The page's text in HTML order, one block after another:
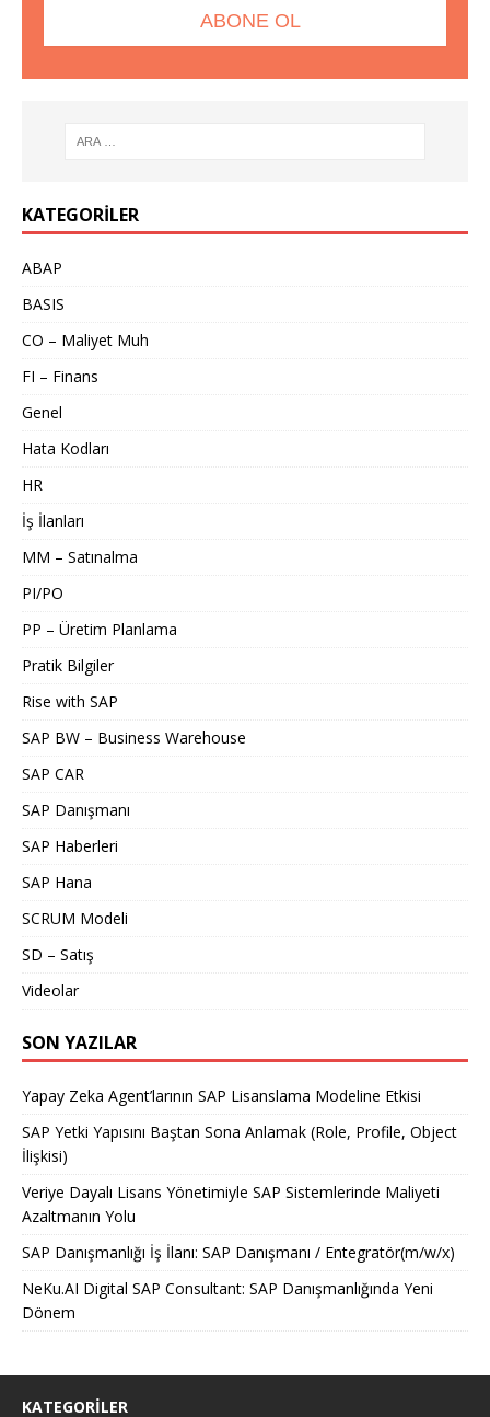
KATEGORILER
ABAP
BASIS
CO – Maliyet Muh
FI – Finans
Genel
Hata Kodları
HR
İş İlanları
MM – Satınalma
PI/PO
PP – Üretim Planlama
Pratik Bilgiler
Rise with SAP
SAP BW – Business Warehouse
SAP CAR
SAP Danışmanı
SAP Haberleri
SAP Hana
SCRUM Modeli
SD – Satış
Videolar
SON YAZILAR
Yapay Zeka Agent’larının SAP Lisanslama Modeline Etkisi
SAP Yetki Yapısını Baştan Sona Anlamak (Role, Profile, Object
İlişkisi)
Veriye Dayalı Lisans Yönetimiyle SAP Sistemlerinde Maliyeti
Azaltmanın Yolu
SAP Danışmanlığı İş İlanı: SAP Danışmanı / Entegratör(m/w/x)
NeKu.AI Digital SAP Consultant: SAP Danışmanlığında Yeni
Dönem
KATEGORILER